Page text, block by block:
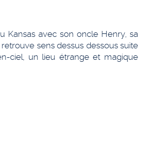
Kansas avec son oncle Henry, sa
sens dessus dessous suite
ciel, un lieu étrange et magique